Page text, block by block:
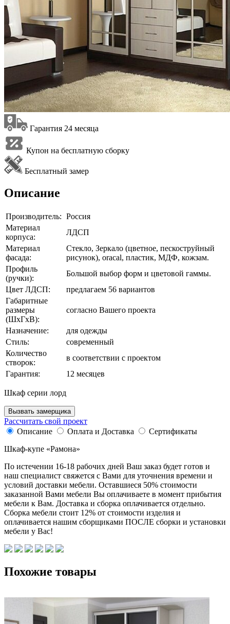
Гарантия 24 месяца
Купон на бесплатную сборку
Бесплатный замер
Описание
Производитель: Россия
Материал
корпуса:
ЛДСП
Материал
фасада:
Стекло, Зеркало (цветное, пескоструйный
рисунок), oracal, пластик, МДФ, кожзам.
Профиль
(ручки):
Большой выбор форм и цветовой гаммы.
Цвет ЛДСП:
предлагаем 56 вариантов
Габаритные
размеры
(ШхГхВ):
согласно Вашего проекта
Назначение:
для одежды
Стиль:
современный
Количество
створок:
в соответствии с проектом
Гарантия:
12 месяцев
Шкаф серии лорд
Вызвать замерщика
Рассчитать свой проект
Описание
Оплата и Доставка
Сертификаты
Шкаф-купе «Рамона»
По истечении 16-18 рабочих дней Ваш заказ будет готов и
наш специалист свяжется с Вами для уточнения времени и
условий доставки мебели. Оставшиеся 50% стоимости
заказанной Вами мебели Вы оплачиваете в момент прибытия
мебели к Вам. Доставка и сборка оплачивается отдельно.
Сборка мебели стоит 12% от стоимости изделия и
оплачивается нашим сборщиками ПОСЛЕ сборки и установки
мебели у Вас!
Похожие товары